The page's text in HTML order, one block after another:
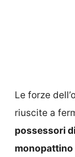
Le forze
riuscite a
possessori
monopattino